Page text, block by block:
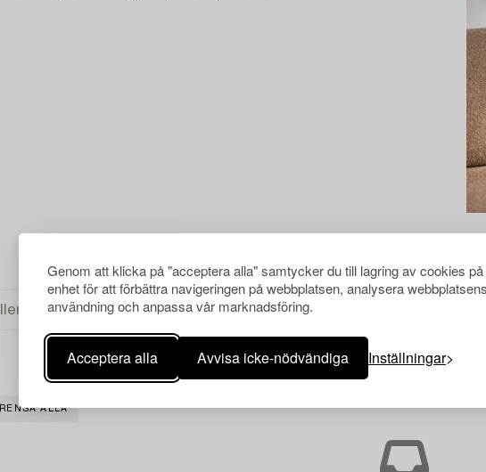
Genom att klicka på "acceptera alla" samtycker du till lagring av cookies
enhet för att förbättra navigeringen på webbplatsen, analysera
användning och anpassa vår marknadsföring.
Acceptera alla Avvisa icke-nödvändiga Inställningar
RENSA ALLA